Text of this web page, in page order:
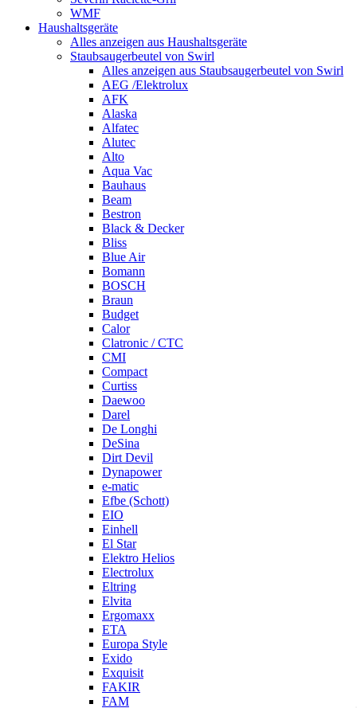
WMF
Haushaltsgeräte
Alles anzeigen aus Haushaltsgeräte
Staubsaugerbeutel von Swirl
Alles anzeigen aus Staubsaugerbeutel von Swirl
AEG /Elektrolux
AFK
Alaska
Alfatec
Alutec
Alto
Aqua Vac
Bauhaus
Beam
Bestron
Black & Decker
Bliss
Blue Air
Bomann
BOSCH
Braun
Budget
Calor
Clatronic / CTC
CMI
Compact
Curtiss
Daewoo
Darel
De Longhi
DeSina
Dirt Devil
Dynapower
e-matic
Efbe (Schott)
EIO
Einhell
El Star
Elektro Helios
Electrolux
Eltring
Elvita
Ergomaxx
ETA
Europa Style
Exido
Exquisit
FAKIR
FAM